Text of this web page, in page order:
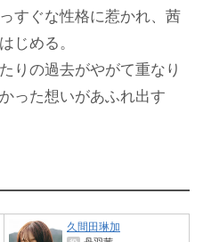
すぐな性格に惹かれ、茜
じめる。
りの過去がやがて重なり
った想いがあふれ出す
久間田琳加